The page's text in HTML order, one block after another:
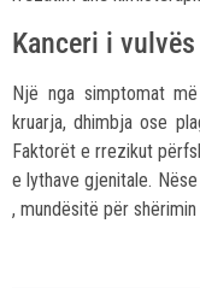
Kanceri i vulvës
Një nga simptomat
kruarja, dhimbja ose
Faktorët e rrezikut
e lythave gjenitale.
, mundësitë për